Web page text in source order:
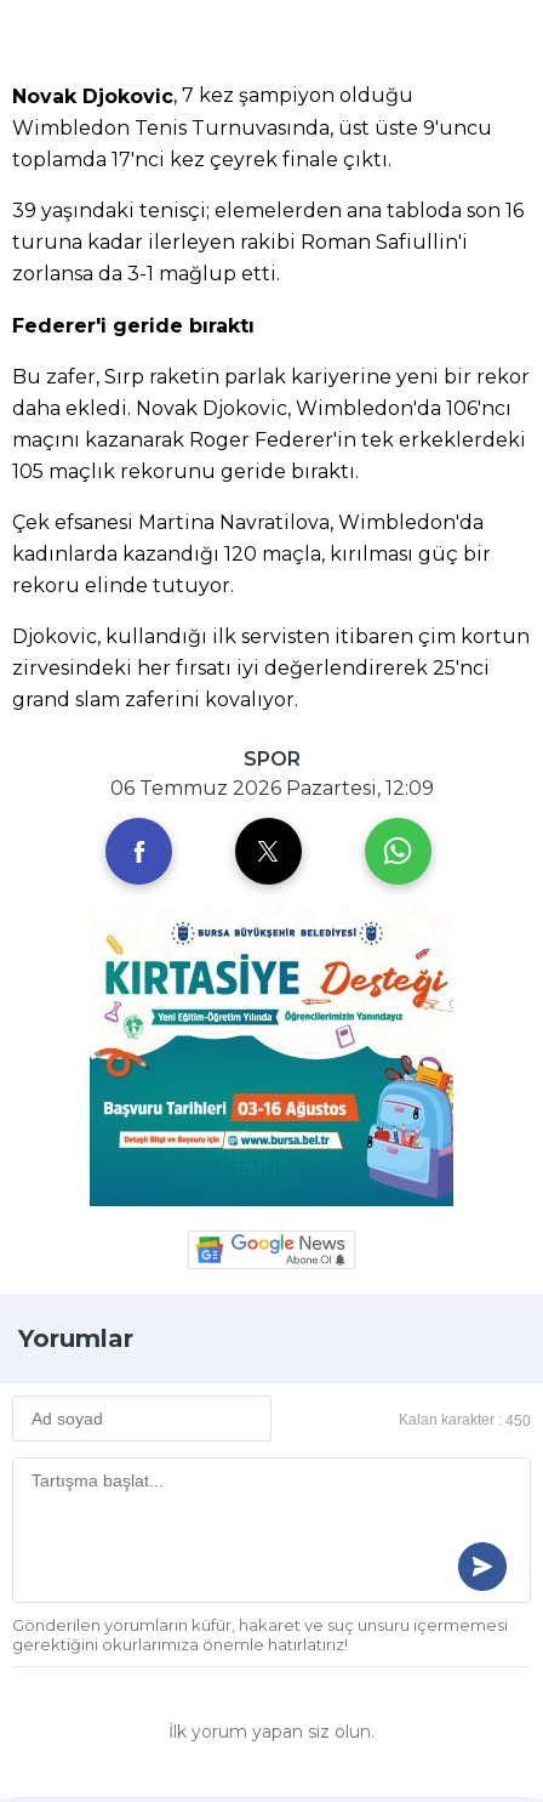
Novak Djokovic, 7 kez şampiyon olduğu
Wimbledon Tenis Turnuvasında, üst üste 9'uncu
toplamda 17'nci kez çeyrek finale çıktı.
39 yaşındaki tenisçi; elemelerden ana tabloda son 16
turuna kadar ilerleyen rakibi Roman Safiullin'i
zorlansa da 3-1 mağlup etti.
Federer'i geride bıraktı
Bu zafer, Sırp raketin parlak kariyerine yeni bir rekor
daha ekledi. Novak Djokovic, Wimbledon'da 106'ncı
maçını kazanarak Roger Federer'in tek erkeklerdeki
105 maçlık rekorunu geride bıraktı.
Çek efsanesi Martina Navratilova, Wimbledon'da
kadınlarda kazandığı 120 maçla, kırılması güç bir
rekoru elinde tutuyor.
Djokovic, kullandığı ilk servisten itibaren çim kortun
zirvesindeki her fırsatı iyi değerlendirerek 25'nci
grand slam zaferini kovalıyor.
SPOR
06 Temmuz 2026 Pazartesi, 12:09
Yorumlar
Kalan karakter : 450
Gönderilen yorumların küfür, hakaret ve suç unsuru içermemesi
gerektiğini okurlarımıza önemle hatırlatırız!
İlk yorum yapan siz olun.